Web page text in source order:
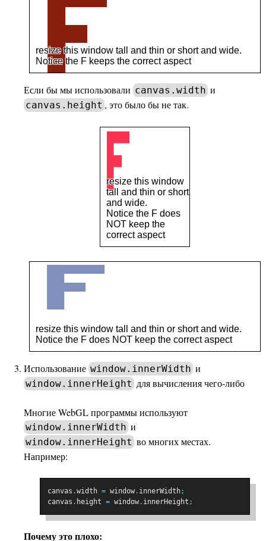
Если бы мы использовали canvas.width и
canvas.height , это было бы не так.
Использование window.innerWidth и
window.innerHeight для вычисления чего-либо
Многие WebGL программы используют
window.innerWidth и
window.innerHeight во многих местах.
Например:
canvas .width = window. innerWidth;
canvas . height = window. innerHeight ;
Почему это плохо: